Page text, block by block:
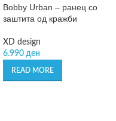
Bobby Urban – ранец со
заштита од кражби
XD design
6.990 ден
READ MORE